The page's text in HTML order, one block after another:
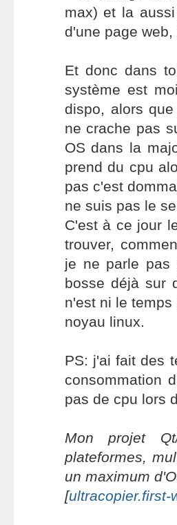
max) et la
d'une page
Et donc dans
système est
dispo, alors
ne crache pas
OS dans la
prend du cpu
pas c'est
ne suis pas le
C'est à ce jour
trouver,
je ne parle pas
bosse déjà sur
n'est ni le
noyau linux.
PS: j'ai fait des
consommation
pas de cpu lors
Mon projet
plateformes,
un maximum
[ultracopier.first-